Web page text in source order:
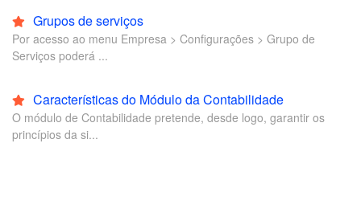
Grupos de serviços
Por acesso ao menu Empresa > Configurações > Grupo de
Serviços poderá ...
Características do Módulo da Contabilidade
O módulo de Contabilidade pretende, desde logo, garantir os
princípios da si...